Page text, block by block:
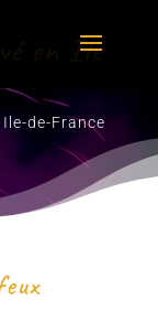
en Ile
de-France